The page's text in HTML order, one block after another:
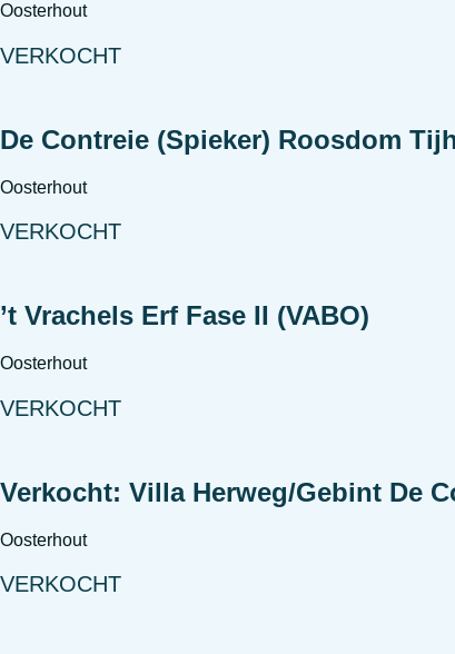
Oosterhout
VERKOCHT
De Contreie (Spieker) Roosdom
Oosterhout
VERKOCHT
’t Vrachels Erf Fase II (VABO)
Oosterhout
VERKOCHT
Verkocht: Villa Herweg/Gebint De
Oosterhout
VERKOCHT